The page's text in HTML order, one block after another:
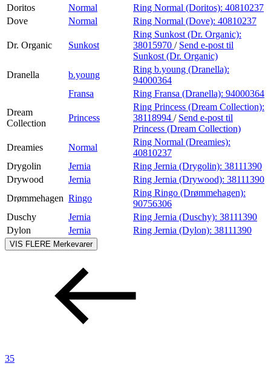
Doritos
Normal Ring Normal (Doritos): 40810237
Dove
Normal Ring Normal (Dove): 40810237
Dr. Organic Sunkost
Ring Sunkost (Dr. Organic):
38015970 / Send e-post til
Sunkost (Dr. Organic)
Dranella
b.young
Ring b.young (Dranella):
94000364
Fransa
Ring Fransa (Dranella): 94000364
Dream
Collection
Princess
Ring Princess (Dream Collection):
38118994 / Send e-post til
Princess (Dream Collection)
Dreamies
Normal
Ring Normal (Dreamies):
40810237
Drygolin
Jernia Ring Jernia (Drygolin): 38111390
Drywood
Jernia Ring Jernia (Drywood): 38111390
Drømmehagen Ringo
Ring Ringo (Drømmehagen):
90756306
Duschy
Jernia Ring Jernia (Duschy): 38111390
Dylon
Jernia Ring Jernia (Dylon): 38111390
VIS FLERE Merkevarer
35